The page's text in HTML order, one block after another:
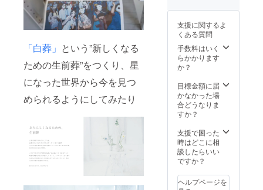
「白葬」 という”新しくなる
ための生前葬”をつくり、星
になった世界から今を見つ
められるようにしてみたり
での打
ち合わ
せ日を
調整
し、
ZOOM
なりま
す。
整方
法：ご
支援時
に入力
いただ
いた
ス宛に
１日店
長より
いただ
きま
す。な
るべく
合わせ
談くだ
さい。
備考欄
にご希
望の内
容をご
い。 対
応不可
能な事
上の講
演/DJ
・反
社、公
に反す
の他 ※
日程調
整方
法：ご
支援時
に入力
いた
メール
アドレ
ス宛に
させて
いただ
きま
す。
で事前
打ち合
支援に関するよ
くある質問
手数料はいく
らかかります
か？
目標金額に届
かなかった場
合どうなりま
すか？
支援で困った
時はどこに相
談したらいい
ですか？
ヘルプページを